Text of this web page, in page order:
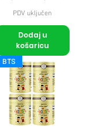
PDV uključen
Dodaj u
košaricu
BTS